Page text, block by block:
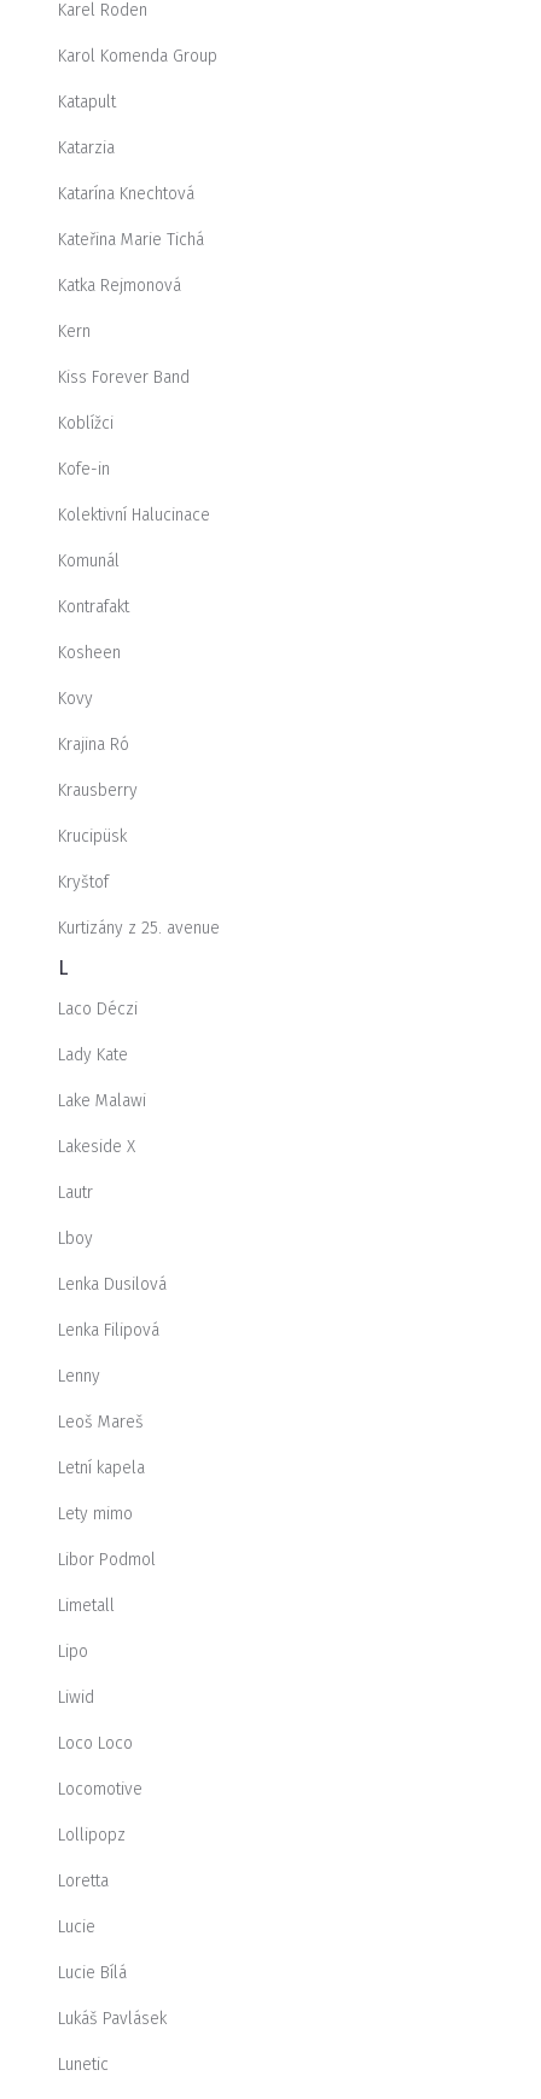
Karel Roden
Karol Komenda Group
Katapult
Katarzia
Katarína Knechtová
Kateřina Marie Tichá
Katka Rejmonová
Kern
Kiss Forever Band
Koblížci
Kofe-in
Kolektivní Halucinace
Komunál
Kontrafakt
Kosheen
Kovy
Krajina Ró
Krausberry
Krucipüsk
Kryštof
Kurtizány z 25. avenue
L
Laco Déczi
Lady Kate
Lake Malawi
Lakeside X
Lautr
Lboy
Lenka Dusilová
Lenka Filipová
Lenny
Leoš Mareš
Letní kapela
Lety mimo
Libor Podmol
Limetall
Lipo
Liwid
Loco Loco
Locomotive
Lollipopz
Loretta
Lucie
Lucie Bílá
Lukáš Pavlásek
Lunetic